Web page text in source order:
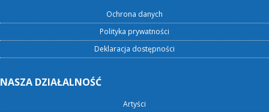
Ochrona danych
Polityka prywatności
Deklaracja dostępności
NASZA DZIAŁALNOŚĆ
Artyści